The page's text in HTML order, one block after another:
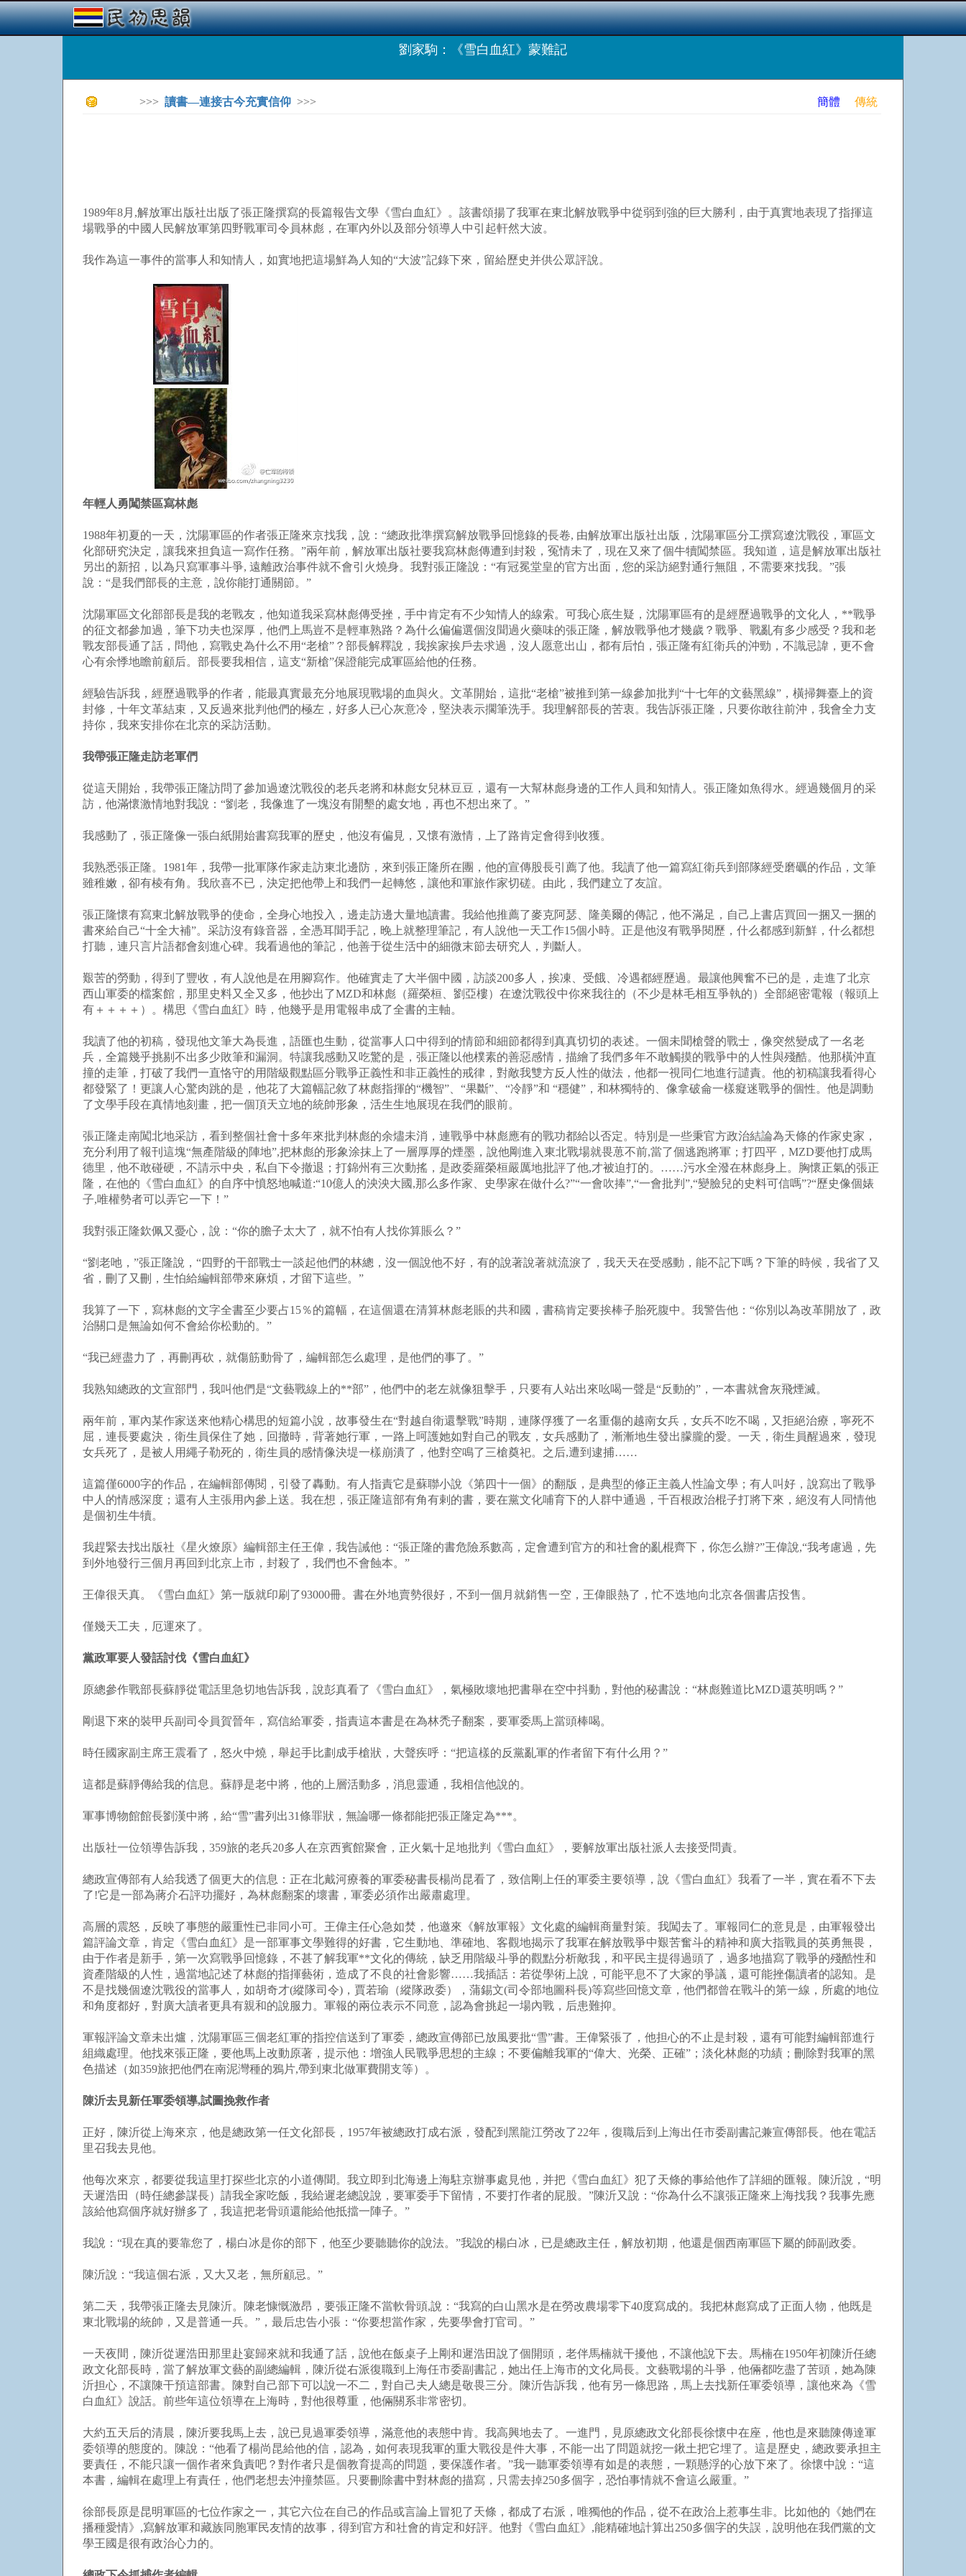
劉家駒：《雪白血紅》蒙難記
>>> 讀書—連接古今充實信仰 >>> 簡體 傳統
1989年8月,解放軍出版社出版了張正隆撰寫的長篇報告文學《雪白血紅》。該書頌揚了我軍在東北解放戰爭中從弱到強的巨大勝利，由于真實地表現了指揮這
場戰爭的中國人民解放軍第四野戰軍司令員林彪，在軍內外以及部分領導人中引起軒然大波。
我作為這一事件的當事人和知情人，如實地把這場鮮為人知的“大波”記錄下來，留給歷史并供公眾評說。
年輕人勇闖禁區寫林彪
1988年初夏的一天，沈陽軍區的作者張正隆來京找我，說：“總政批準撰寫解放戰爭回憶錄的長卷, 由解放軍出版社出版，沈陽軍區分工撰寫遼沈戰役，軍區文
化部研究決定，讓我來担負這一寫作任務。”兩年前，解放軍出版社要我寫林彪傳遭到封殺，冤情未了，現在又來了個牛犢闖禁區。我知道，這是解放軍出版社
另出的新招，以為只寫軍事斗爭, 遠離政治事件就不會引火燒身。我對張正隆說：“有冠冕堂皇的官方出面，您的采訪絕對通行無阻，不需要來找我。”張
說：“是我們部長的主意，說你能打通關節。”
沈陽軍區文化部部長是我的老戰友，他知道我采寫林彪傳受挫，手中肯定有不少知情人的線索。可我心底生疑，沈陽軍區有的是經歷過戰爭的文化人，**戰爭
的征文都參加過，筆下功夫也深厚，他們上馬豈不是輕車熟路？為什么偏偏選個沒聞過火藥味的張正隆，解放戰爭他才幾歲？戰爭、戰亂有多少感受？我和老
戰友部長通了話，問他，寫戰史為什么不用“老槍”？部長解釋說，我挨家挨戶去求過，沒人愿意出山，都有后怕，張正隆有紅衛兵的沖勁，不識忌諱，更不會
心有余悸地瞻前顧后。部長要我相信，這支“新槍”保證能完成軍區給他的任務。
經驗告訴我，經歷過戰爭的作者，能最真實最充分地展現戰場的血與火。文革開始，這批“老槍”被推到第一線參加批判“十七年的文藝黑線”，橫掃舞臺上的資
封修，十年文革結束，又反過來批判他們的極左，好多人已心灰意冷，堅決表示擱筆洗手。我理解部長的苦衷。我告訴張正隆，只要你敢往前沖，我會全力支
持你，我來安排你在北京的采訪活動。
我帶張正隆走訪老軍們
從這天開始，我帶張正隆訪問了參加過遼沈戰役的老兵老將和林彪女兒林豆豆，還有一大幫林彪身邊的工作人員和知情人。張正隆如魚得水。經過幾個月的采
訪，他滿懷激情地對我說：“劉老，我像進了一塊沒有開墾的處女地，再也不想出來了。”
我感動了，張正隆像一張白紙開始書寫我軍的歷史，他沒有偏見，又懷有激情，上了路肯定會得到收獲。
我熟悉張正隆。1981年，我帶一批軍隊作家走訪東北邊防，來到張正隆所在團，他的宣傳股長引薦了他。我讀了他一篇寫紅衛兵到部隊經受磨礪的作品，文筆
雖稚嫩，卻有棱有角。我欣喜不已，決定把他帶上和我們一起轉悠，讓他和軍旅作家切磋。由此，我們建立了友誼。
張正隆懷有寫東北解放戰爭的使命，全身心地投入，邊走訪邊大量地讀書。我給他推薦了麥克阿瑟、隆美爾的傳記，他不滿足，自己上書店買回一捆又一捆的
書來給自己“十全大補”。采訪沒有錄音器，全憑耳聞手記，晚上就整理筆記，有人說他一天工作15個小時。正是他沒有戰爭閱歷，什么都感到新鮮，什么都想
打聽，連只言片語都會刻進心碑。我看過他的筆記，他善于從生活中的細微末節去研究人，判斷人。
艱苦的勞動，得到了豐收，有人說他是在用腳寫作。他確實走了大半個中國，訪談200多人，挨凍、受餓、冷遇都經歷過。最讓他興奮不已的是，走進了北京
西山軍委的檔案館，那里史料又全又多，他抄出了MZD和林彪（羅榮桓、劉亞樓）在遼沈戰役中你來我往的（不少是林毛相互爭執的）全部絕密電報（報頭上
有＋＋＋＋）。構思《雪白血紅》時，他幾乎是用電報串成了全書的主軸。
我讀了他的初稿，發現他文筆大為長進，語匯也生動，從當事人口中得到的情節和細節都得到真真切切的表述。一個未聞槍聲的戰士，像突然變成了一名老
兵，全篇幾乎挑剔不出多少敗筆和漏洞。特讓我感動又吃驚的是，張正隆以他樸素的善惡感情，描繪了我們多年不敢觸摸的戰爭中的人性與殘酷。他那橫沖直
撞的走筆，打破了我們一直恪守的用階級觀點區分戰爭正義性和非正義性的戒律，對敵我雙方反人性的做法，他都一視同仁地進行譴責。他的初稿讓我看得心
都發緊了！更讓人心驚肉跳的是，他花了大篇幅記敘了林彪指揮的“機智”、“果斷”、“冷靜”和 “穩健”，和林獨特的、像拿破侖一樣癡迷戰爭的個性。他是調動
了文學手段在真情地刻畫，把一個頂天立地的統帥形象，活生生地展現在我們的眼前。
張正隆走南闖北地采訪，看到整個社會十多年來批判林彪的余燼未消，連戰爭中林彪應有的戰功都給以否定。特別是一些秉官方政治結論為天條的作家史家，
充分利用了報刊這塊“無產階級的陣地”,把林彪的形象涂抹上了一層厚厚的煙墨，說他剛進入東北戰場就畏葸不前,當了個逃跑將軍；打四平，MZD要他打成馬
德里，他不敢碰硬，不請示中央，私自下令撤退；打錦州有三次動搖，是政委羅榮桓嚴厲地批評了他,才被迫打的。……污水全潑在林彪身上。胸懷正氣的張正
隆，在他的《雪白血紅》的自序中憤怒地喊道:“10億人的泱泱大國,那么多作家、史學家在做什么?”“一會吹捧”,“一會批判”,“變臉兒的史料可信嗎”?“歷史像個婊
子,唯權勢者可以弄它一下！”
我對張正隆欽佩又憂心，說：“你的膽子太大了，就不怕有人找你算賬么？”
“劉老吔，”張正隆說，“四野的干部戰士一談起他們的林總，沒一個說他不好，有的說著說著就流淚了，我天天在受感動，能不記下嗎？下筆的時候，我省了又
省，刪了又刪，生怕給編輯部帶來麻煩，才留下這些。”
我算了一下，寫林彪的文字全書至少要占15％的篇幅，在這個還在清算林彪老賬的共和國，書稿肯定要挨棒子胎死腹中。我警告他：“你別以為改革開放了，政
治關口是無論如何不會給你松動的。”
“我已經盡力了，再刪再砍，就傷筋動骨了，編輯部怎么處理，是他們的事了。”
我熟知總政的文宣部門，我叫他們是“文藝戰線上的**部”，他們中的老左就像狙擊手，只要有人站出來吆喝一聲是“反動的”，一本書就會灰飛煙滅。
兩年前，軍內某作家送來他精心構思的短篇小說，故事發生在“對越自衛還擊戰”時期，連隊俘獲了一名重傷的越南女兵，女兵不吃不喝，又拒絕治療，寧死不
屈，連長要處決，衛生員保住了她，回撤時，背著她行軍，一路上呵護她如對自己的戰友，女兵感動了，漸漸地生發出朦朧的愛。一天，衛生員醒過來，發現
女兵死了，是被人用繩子勒死的，衛生員的感情像決堤一樣崩潰了，他對空鳴了三槍奠祀。之后,遭到逮捕……
這篇僅6000字的作品，在編輯部傳閱，引發了轟動。有人指責它是蘇聯小說《第四十一個》的翻版，是典型的修正主義人性論文學；有人叫好，說寫出了戰爭
中人的情感深度；還有人主張用內參上送。我在想，張正隆這部有角有剌的書，要在黨文化哺育下的人群中通過，千百根政治棍子打將下來，絕沒有人同情他
是個初生牛犢。
我趕緊去找出版社《星火燎原》編輯部主任王偉，我告誡他：“張正隆的書危險系數高，定會遭到官方的和社會的亂棍齊下，你怎么辦?”王偉說,“我考慮過，先
到外地發行三個月再回到北京上市，封殺了，我們也不會蝕本。”
王偉很天真。《雪白血紅》第一版就印刷了93000冊。書在外地賣勢很好，不到一個月就銷售一空，王偉眼熱了，忙不迭地向北京各個書店投售。
僅幾天工夫，厄運來了。
黨政軍要人發話討伐《雪白血紅》
原總參作戰部長蘇靜從電話里急切地告訴我，說彭真看了《雪白血紅》，氣極敗壞地把書舉在空中抖動，對他的秘書說：“林彪難道比MZD還英明嗎？”
剛退下來的裝甲兵副司令員賀晉年，寫信給軍委，指責這本書是在為林禿子翻案，要軍委馬上當頭棒喝。
時任國家副主席王震看了，怒火中燒，舉起手比劃成手槍狀，大聲疾呼：“把這樣的反黨亂軍的作者留下有什么用？”
這都是蘇靜傳給我的信息。蘇靜是老中將，他的上層活動多，消息靈通，我相信他說的。
軍事博物館館長劉漢中將，給“雪”書列出31條罪狀，無論哪一條都能把張正隆定為***。
出版社一位領導告訴我，359旅的老兵20多人在京西賓館聚會，正火氣十足地批判《雪白血紅》，要解放軍出版社派人去接受問責。
總政宣傳部有人給我透了個更大的信息：正在北戴河療養的軍委秘書長楊尚昆看了，致信剛上任的軍委主要領導，說《雪白血紅》我看了一半，實在看不下去
了!它是一部為蔣介石評功擺好，為林彪翻案的壞書，軍委必須作出嚴肅處理。
高層的震怒，反映了事態的嚴重性已非同小可。王偉主任心急如焚，他邀來《解放軍報》文化處的編輯商量對策。我闖去了。軍報同仁的意見是，由軍報發出
篇評論文章，肯定《雪白血紅》是一部軍事文學難得的好書，它生動地、準確地、客觀地揭示了我軍在解放戰爭中艱苦奮斗的精神和廣大指戰員的英勇無畏，
由于作者是新手，第一次寫戰爭回憶錄，不甚了解我軍**文化的傳統，缺乏用階級斗爭的觀點分析敵我，和平民主提得過頭了，過多地描寫了戰爭的殘酷性和
資產階級的人性，過當地記述了林彪的指揮藝術，造成了不良的社會影響……我插話：若從學術上說，可能平息不了大家的爭議，還可能挫傷讀者的認知。是
不是找幾個遼沈戰役的當事人，如胡奇才(縱隊司令)，賈若瑜（縱隊政委），蒲錫文(司令部地圖科長)等寫些回憶文章，他們都曾在戰斗的第一線，所處的地位
和角度都好，對廣大讀者更具有親和的說服力。軍報的兩位表示不同意，認為會挑起一場內戰，后患難抑。
軍報評論文章未出爐，沈陽軍區三個老紅軍的指控信送到了軍委，總政宣傳部已放風要批“雪”書。王偉緊張了，他担心的不止是封殺，還有可能對編輯部進行
組織處理。他找來張正隆，要他馬上改動原著，提示他：增強人民戰爭思想的主線；不要偏離我軍的“偉大、光榮、正確”；淡化林彪的功績；刪除對我軍的黑
色描述（如359旅把他們在南泥灣種的鴉片,帶到東北做軍費開支等）。
陳沂去見新任軍委領導,試圖挽救作者
正好，陳沂從上海來京，他是總政第一任文化部長，1957年被總政打成右派，發配到黑龍江勞改了22年，復職后到上海出任市委副書記兼宣傳部長。他在電話
里召我去見他。
他每次來京，都要從我這里打探些北京的小道傳聞。我立即到北海邊上海駐京辦事處見他，并把《雪白血紅》犯了天條的事給他作了詳細的匯報。陳沂說，“明
天遲浩田（時任總參謀長）請我全家吃飯，我給遲老總說說，要軍委手下留情，不要打作者的屁股。”陳沂又說：“你為什么不讓張正隆來上海找我？我事先應
該給他寫個序就好辦多了，我這把老骨頭還能給他抵擋一陣子。”
我說：“現在真的要靠您了，楊白冰是你的部下，他至少要聽聽你的說法。”我說的楊白冰，已是總政主任，解放初期，他還是個西南軍區下屬的師副政委。
陳沂說：“我這個右派，又大又老，無所顧忌。”
第二天，我帶張正隆去見陳沂。陳老慷慨激昂，要張正隆不當軟骨頭,說：“我寫的白山黑水是在勞改農場零下40度寫成的。我把林彪寫成了正面人物，他既是
東北戰場的統帥，又是普通一兵。”，最后忠告小張：“你要想當作家，先要學會打官司。”
一天夜間，陳沂從遲浩田那里赴宴歸來就和我通了話，說他在飯桌子上剛和遲浩田說了個開頭，老伴馬楠就干擾他，不讓他說下去。馬楠在1950年初陳沂任總
政文化部長時，當了解放軍文藝的副總編輯，陳沂從右派復職到上海任市委副書記，她出任上海市的文化局長。文藝戰場的斗爭，他倆都吃盡了苦頭，她為陳
沂担心，不讓陳干預這部書。陳對自己部下可以說一不二，對自己夫人總是敬畏三分。陳沂告訴我，他有另一條思路，馬上去找新任軍委領導，讓他來為《雪
白血紅》說話。前些年這位領導在上海時，對他很尊重，他倆關系非常密切。
大約五天后的清晨，陳沂要我馬上去，說已見過軍委領導，滿意他的表態中肯。我高興地去了。一進門，見原總政文化部長徐懷中在座，他也是來聽陳傳達軍
委領導的態度的。陳說：“他看了楊尚昆給他的信，認為，如何表現我軍的重大戰役是件大事，不能一出了問題就挖一鍬土把它埋了。這是歷史，總政要承担主
要責任，不能只讓一個作者來負責吧？對作者只是個教育提高的問題，要保護作者。”我一聽軍委領導有如是的表態，一顆懸浮的心放下來了。徐懷中說：“這
本書，編輯在處理上有責任，他們老想去沖撞禁區。只要刪除書中對林彪的描寫，只需去掉250多個字，恐怕事情就不會這么嚴重。”
徐部長原是昆明軍區的七位作家之一，其它六位在自己的作品或言論上冒犯了天條，都成了右派，唯獨他的作品，從不在政治上惹事生非。比如他的《她們在
播種愛情》,寫解放軍和藏族同胞軍民友情的故事，得到官方和社會的肯定和好評。他對《雪白血紅》,能精確地計算出250多個字的失誤，說明他在我們黨的文
學王國是很有政治心力的。